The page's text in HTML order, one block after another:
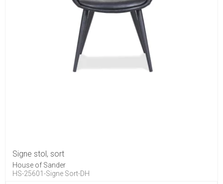
Signe stol, sort
House of Sander
HS-25601-Signe Sort-DH